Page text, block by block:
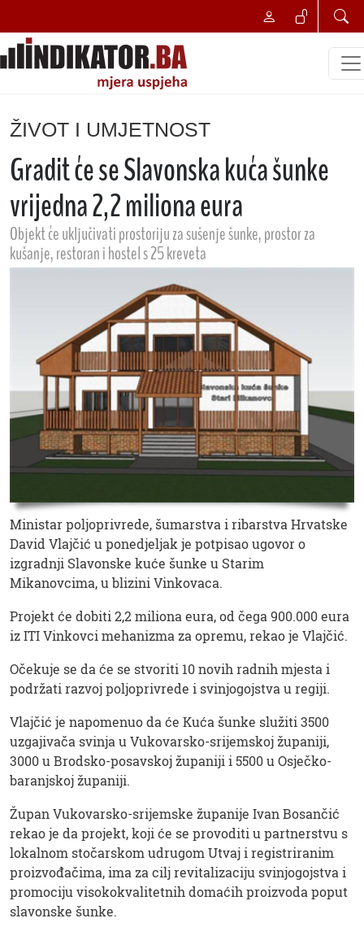
ŽIVOT I UMJETNOST
Gradit će se Slavonska kuća šunke
vrijedna 2,2 miliona eura
Objekt će uključivati ​​​​prostoriju za sušenje šunke, prostor za
kušanje, restoran i hostel s 25 kreveta
Ministar poljoprivrede, šumarstva i ribarstva Hrvatske
David Vlajčić u ponedjeljak je potpisao ugovor o
izgradnji Slavonske kuće šunke u Starim
Mikanovcima, u blizini Vinkovaca.
Projekt će dobiti 2,2 miliona eura, od čega 900.000 eura
iz ITI Vinkovci mehanizma za opremu, rekao je Vlajčić.
Očekuje se da će se stvoriti 10 novih radnih mjesta i
podržati razvoj poljoprivrede i svinjogojstva u regiji.
Vlajčić je napomenuo da će Kuća šunke služiti 3500
uzgajivača svinja u Vukovarsko-srijemskoj županiji,
3000 u Brodsko-posavskoj županiji i 5500 u Osječko-
baranjskoj županiji.
Župan Vukovarsko-srijemske županije Ivan Bosančić
rekao je da projekt, koji će se provoditi u partnerstvu s
lokalnom stočarskom udrugom Utvaj i registriranim
proizvođačima, ima za cilj revitalizaciju svinjogojstva i
promociju visokokvalitetnih domaćih proizvoda poput
slavonske šunke.